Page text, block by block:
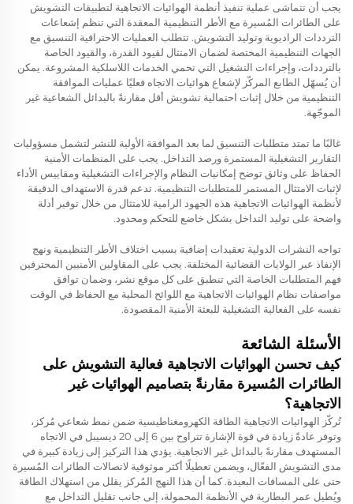
يجب أن تتماشى عملية تنفيذ أنظمة الهوائيات الاتجاهية لتطبيقات التشويش
على الطائرات المُسيرة مع الأطر التنظيمية المعقدة التي تنظم إشعاعات
الترددات الراديوية وتوليد التشويش. تتطلب العمليات الاحترافية التنسيق مع
الجهات التنظيمية المختصة لضمان الامتثال لقيود القدرة، والقيود الخاصة
بالترددات، وإجراءات التشغيل التي تحمي الخدمات اللاسلكية المشروعة. يمكن
أن يُسهّل الطابع المركّز لإشعاع هوائيات الاتجاه فعليًا عمليات الموافقة
التنظيمية من خلال إثبات احتمالية تشويش أقل مقارنةً بالبدائل الشعاعية غير
الموجّهة.
غالبًا ما تمتد متطلبات التنسيق لما بعد الموافقة الأولية للنشر لتشمل مسؤوليات
التقارير التشغيلية المستمرة ورصد التداخل. يجب على المنظمات الأمنية
الحفاظ على وثائق توضح إمكانيات النظام والإجراءات التشغيلية ومقاييس الأداء
لإثبات الامتثال المستمر للمتطلبات التنظيمية. تدعم قدرة الاستهداف الدقيقة
لأنظمة الهوائيات الاتجاهية هذه الجهود الرامية للامتثال من خلال توفير أدلة
واضحة على توليد التداخل بشكل خاضع للتحكم ومحدود.
تواجه النشرات الدولية تعقيدات إضافية بسبب اختلاف الأطر التنظيمية ونهج
الإنفاذ عبر الولايات القضائية المختلفة. يجب على المقاولين الأمنيين المحترفين
فهم المتطلبات الخاصة التي تنطبق على كل موقع نشر، وضمان توافق
مواصفات نظام الهوائيات الاتجاهية مع اللوائح المحلية مع الحفاظ في الوقت
نفسه على الفعالية التشغيلية للبعثة الأمنية المقصودة.
الأسئلة الشائعة
كيف تحسن الهوائيات الاتجاهية فعالية التشويش على
الطائرات المُسيرة مقارنةً بتصاميم الهوائيات غير
الاتجاهية؟
تُركّز الهوائيات الاتجاهية الطاقة الكهرومغناطيسية ضمن نمط شعاعي مُركز،
وتوفر عادةً زيادة في قوة الإشارة تتراوح بين 6 إلى 20 ديسيبل في الاتجاه
المستهدف مقارنةً بالبدائل غير الاتجاهية. يؤدي هذا التركيز إلى زيادة كبيرة في
مدى التشويش الفعّال، ويضمن تعطيلًا أكثر موثوقية لاتصالات الطائرات المُسيرة
حتى على المسافات البعيدة. كما أن هذا النهج المُركز يقلل من استهلاك الطاقة
ويُطيل عمر البطارية في الأنظمة المحمولة، إلى جانب تقليل التداخل مع